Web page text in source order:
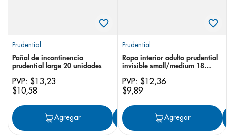
Prudential
Pañal de incontinencia
prudential large 20 unidades
PVP: $13,23
$10,58
Agregar Agregar
Prudential
Ropa interior adulto prudential
invisible small/medium 18
PVP:$12,36
$9,89
Agregar